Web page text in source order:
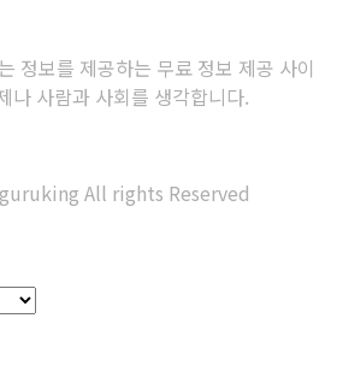
정보를 제공하는 무료 정보 제공 사이
나 사람과 사회를 생각합니다.
All rights Reserved